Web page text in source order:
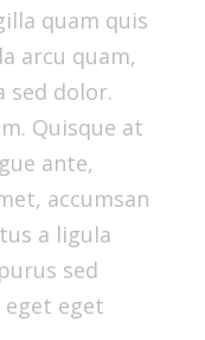
quam quis
arcu quam,
sed dolor.
Quisque at
ante,
accumsan
a ligula
sed
eget